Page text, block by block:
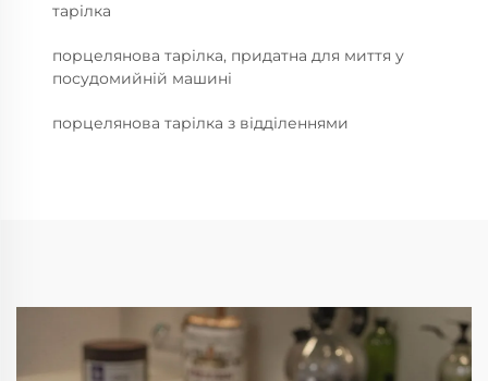
тарілка
порцелянова тарілка, придатна для миття у
посудомийній машині
порцелянова тарілка з відділеннями